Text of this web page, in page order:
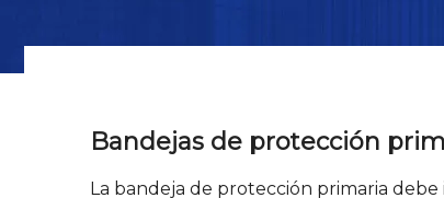
Bandejas de protección
La bandeja de protección primaria